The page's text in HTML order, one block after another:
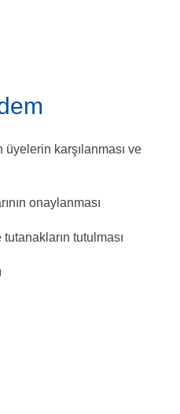
karşılanması ve
onaylanması
tutulması